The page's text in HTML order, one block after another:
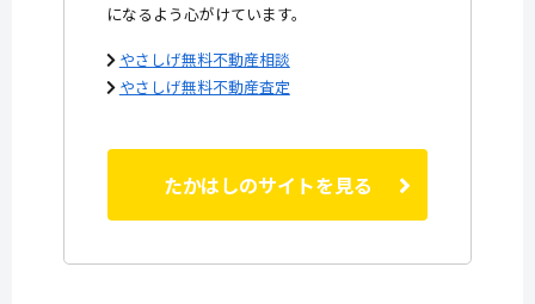
になるよう心がけています。
やさしげ無料不動産相談
やさしげ無料不動産査定
たかはしのサイトを見る